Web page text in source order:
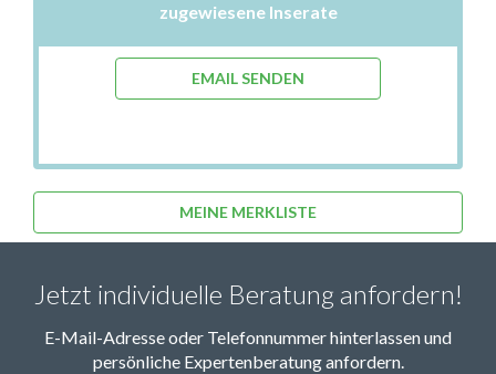
zugewiesene Inserate
EMAIL SENDEN
MEINE MERKLISTE
Jetzt individuelle Beratung anfordern!
E-Mail-Adresse oder Telefonnummer hinterlassen und
persönliche Expertenberatung anfordern.